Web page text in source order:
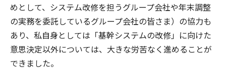
めとして、システム改修を担うグループ会社や年末調整
の実務を委託しているグループ会社の皆さま）の協力も
あり、私自身としては「基幹システムの改修」に向けた
意思決定以外については、大きな労苦なく進めることが
できました。